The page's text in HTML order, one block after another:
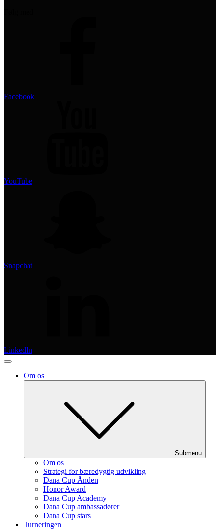
Facebook
YouTube
Snapchat
LinkedIn
Om os
Submenu
Om os
Strategi for bæredygtig udvikling
Dana Cup Ånden
Honor Award
Dana Cup Academy
Dana Cup ambassadører
Dana Cup stars
Turneringen